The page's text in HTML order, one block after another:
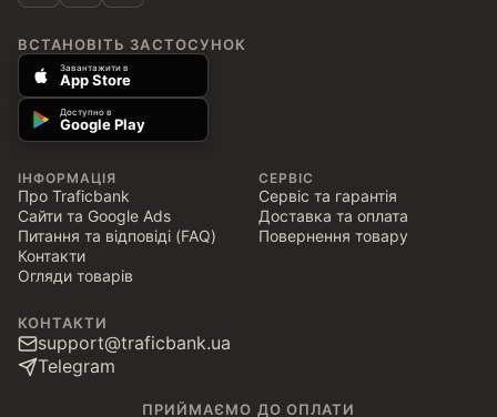
ВСТАНОВІТЬ ЗАСТОСУНОК
Завантажити в
App Store
Доступно в
Google Play
ІНФОРМАЦІЯ
Про Traficbank
Сайти та Google Ads
Питання та відповіді (FAQ)
Контакти
Огляди товарів
СЕРВІС
Сервіс та гарантія
Доставка та оплата
Повернення товару
КОНТАКТИ
support@traficbank.ua
Telegram
ПРИЙМАЄМО ДО ОПЛАТИ